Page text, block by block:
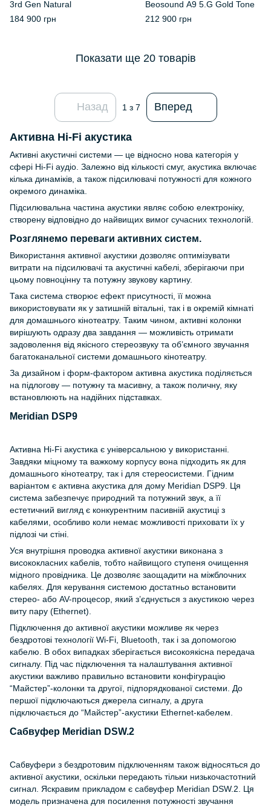
3rd Gen Natural
184 900 грн
Beosound A9 5.G Gold Tone
212 900 грн
Показати ще 20 товарів
Назад 1 з 7 Вперед
Активна Hi-Fi акустика
Активні акустичні системи — це відносно нова категорія у
сфері Hi-Fi аудіо. Залежно від кількості смуг, акустика включає
кілька динаміків, а також підсилювачі потужності для кожного
окремого динаміка.
Підсилювальна частина акустики являє собою електроніку,
створену відповідно до найвищих вимог сучасних технологій.
Розглянемо переваги активних систем.
Використання активної акустики дозволяє оптимізувати
витрати на підсилювачі та акустичні кабелі, зберігаючи при
цьому повноцінну та потужну звукову картину.
Така система створює ефект присутності, її можна
використовувати як у затишній вітальні, так і в окремій кімнаті
для домашнього кінотеатру. Таким чином, активні колонки
вирішують одразу два завдання — можливість отримати
задоволення від якісного стереозвуку та об’ємного звучання
багатоканальної системи домашнього кінотеатру.
За дизайном і форм-фактором активна акустика поділяється
на підлогову — потужну та масивну, а також поличну, яку
встановлюють на надійних підставках.
Meridian DSP9
Активна Hi-Fi акустика є універсальною у використанні.
Завдяки міцному та важкому корпусу вона підходить як для
домашнього кінотеатру, так і для стереосистеми. Гідним
варіантом є активна акустика для дому Meridian DSP9. Ця
система забезпечує природний та потужний звук, а її
естетичний вигляд є конкурентним пасивній акустиці з
кабелями, особливо коли немає можливості приховати їх у
підлозі чи стіні.
Уся внутрішня проводка активної акустики виконана з
висококласних кабелів, тобто найвищого ступеня очищення
мідного провідника. Це дозволяє заощадити на міжблочних
кабелях. Для керування системою достатньо встановити
стерео- або AV-процесор, який з’єднується з акустикою через
виту пару (Ethernet).
Підключення до активної акустики можливе як через
бездротові технології Wi-Fi, Bluetooth, так і за допомогою
кабелю. В обох випадках зберігається високоякісна передача
сигналу. Під час підключення та налаштування активної
акустики важливо правильно встановити конфігурацію
“Майстер”-колонки та другої, підпорядкованої системи. До
першої підключаються джерела сигналу, а друга
підключається до “Майстер”-акустики Ethernet-кабелем.
Сабвуфер Meridian DSW.2
Сабвуфери з бездротовим підключенням також відносяться до
активної акустики, оскільки передають тільки низькочастотний
сигнал. Яскравим прикладом є сабвуфер Meridian DSW.2. Ця
модель призначена для посилення потужності звучання